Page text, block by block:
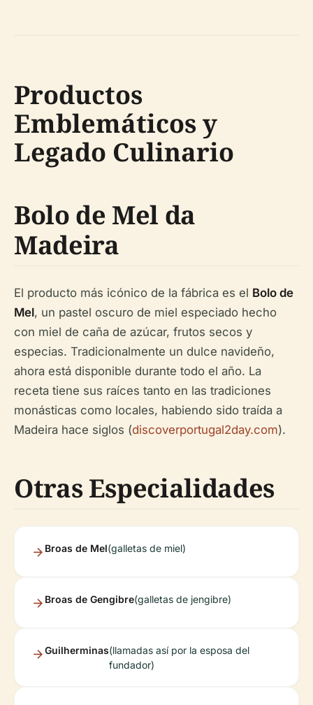
Productos
Emblemáticos y
Legado Culinario
Bolo de Mel da
Madeira
El producto más icónico de la fábrica es el Bolo de
Mel, un pastel oscuro de miel especiado hecho
con miel de caña de azúcar, frutos secos y
especias. Tradicionalmente un dulce navideño,
ahora está disponible durante todo el año. La
receta tiene sus raíces tanto en las tradiciones
monásticas como locales, habiendo sido traída a
Madeira hace siglos (discoverportugal2day.com).
Otras Especialidades
Broas de Mel(galletas de miel)
Broas de Gengibre(galletas de jengibre)
Guilherminas(llamadas así por la esposa del
fundador)